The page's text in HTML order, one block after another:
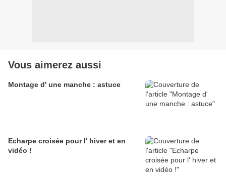
Vous aimerez aussi
Montage d' une manche : astuce
Echarpe croisée pour l' hiver et en
vidéo !